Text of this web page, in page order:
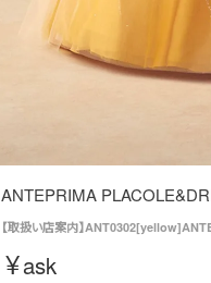
ANTEPRIMA
【取扱い店案内】
¥ask